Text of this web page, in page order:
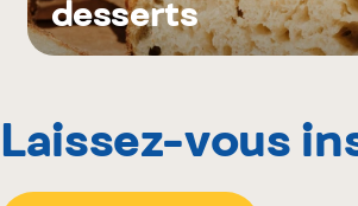
desserts
Laissez-vous